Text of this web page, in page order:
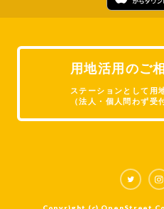
用地活用のご
ステーションとして用
（法人・個人問わず受